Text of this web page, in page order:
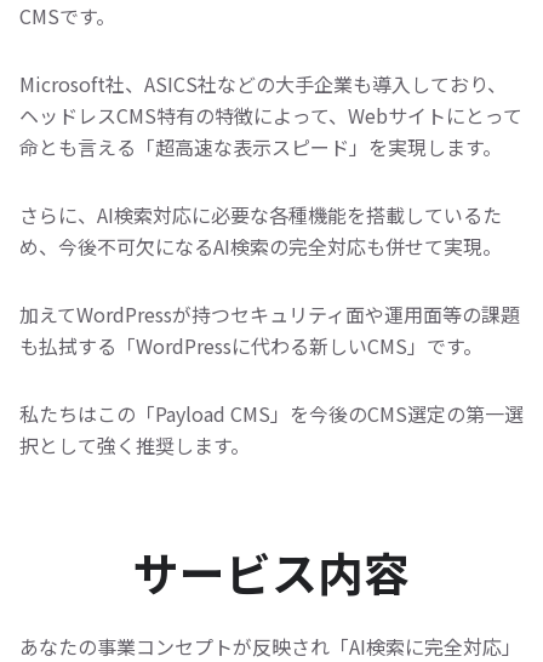
CMSです。
Microsoft社、ASICS社などの大手企業も導入しており、
ヘッドレスCMS特有の特徴によって、Webサイトにとって
命とも言える「超高速な表示スピード」を実現します。
さらに、AI検索対応に必要な各種機能を搭載しているた
め、今後不可欠になるAI検索の完全対応も併せて実現。
加えてWordPressが持つセキュリティ面や運用面等の課題
も払拭する「WordPressに代わる新しいCMS」です。
私たちはこの「Payload CMS」を今後のCMS選定の第一選
択として強く推奨します。
サービス内容
あなたの事業コンセプトが反映され「AI検索に完全対応」